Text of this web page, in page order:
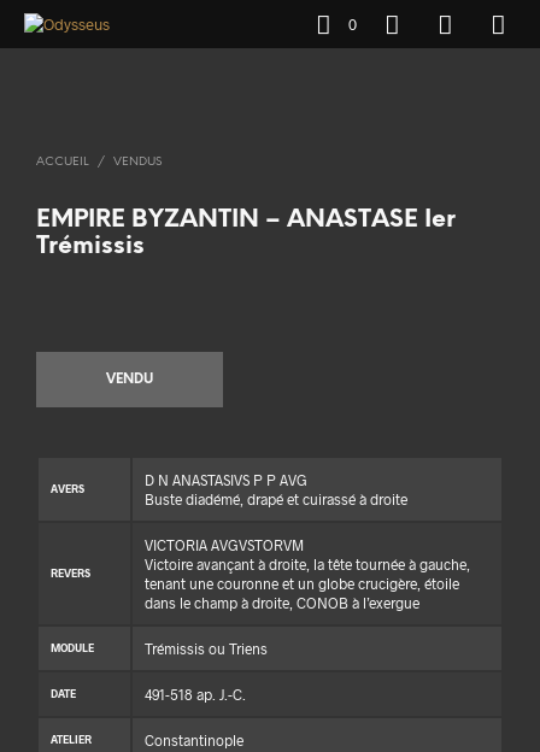
0
ACCUEIL / VENDUS
EMPIRE BYZANTIN – ANASTASE Ier
Trémissis
VENDU
AVERS
D N ANASTASIVS P P AVG
Buste diadémé, drapé et cuirassé à droite
REVERS
VICTORIA AVGVSTORVM
Victoire avançant à droite, la tête tournée à gauche,
tenant une couronne et un globe crucigère, étoile
dans le champ à droite, CONOB à l’exergue
MODULE Trémissis ou Triens
DATE 491-518 ap. J.-C.
ATELIER Constantinople